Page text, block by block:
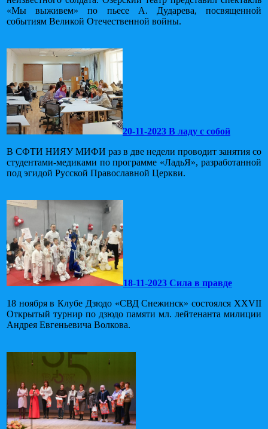
«Мы выживем» по пьесе А. Дударева, посвященной
событиям Великой Отечественной войны.
20-11-2023 В ладу с собой
В СФТИ НИЯУ МИФИ раз в две недели проводит занятия со
студентами-медиками по программе «ЛадьЯ», разработанной
под эгидой Русской Православной Церкви.
18-11-2023 Сила в правде
18 ноября в Клубе Дзюдо «СВД Снежинск» состоялся XXVII
Открытый турнир по дзюдо памяти мл. лейтенанта милиции
Андрея Евгеньевича Волкова.